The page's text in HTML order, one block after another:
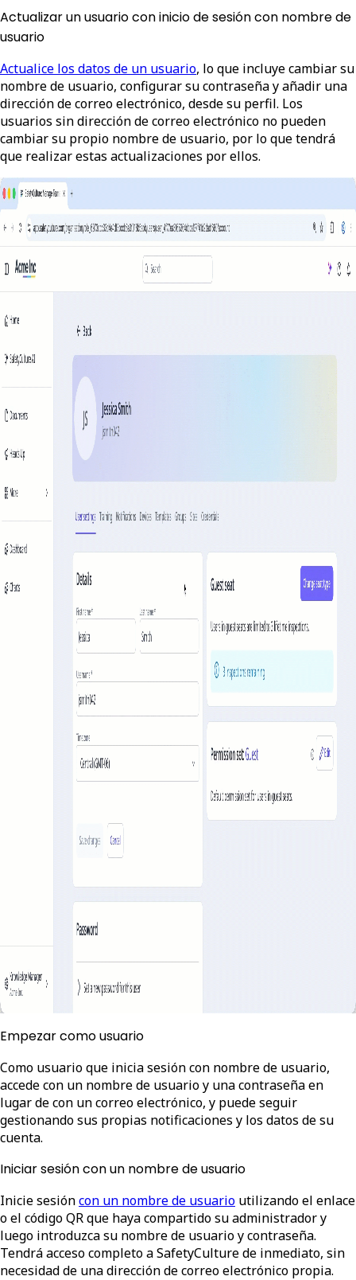
Actualizar un usuario con inicio de sesión con nombre de
usuario
Actualice los datos de un usuario, lo que incluye cambiar su
nombre de usuario, configurar su contraseña y añadir una
dirección de correo electrónico, desde su perfil. Los
usuarios sin dirección de correo electrónico no pueden
cambiar su propio nombre de usuario, por lo que tendrá
que realizar estas actualizaciones por ellos.
Empezar como usuario
Como usuario que inicia sesión con nombre de usuario,
accede con un nombre de usuario y una contraseña en
lugar de con un correo electrónico, y puede seguir
gestionando sus propias notificaciones y los datos de su
cuenta.
Iniciar sesión con un nombre de usuario
Inicie sesióncon un nombre de usuario utilizando el enlace
o el código QR que haya compartido su administrador y
luego introduzca su nombre de usuario y contraseña.
Tendrá acceso completo a SafetyCulture de inmediato, sin
necesidad de una dirección de correo electrónico propia.